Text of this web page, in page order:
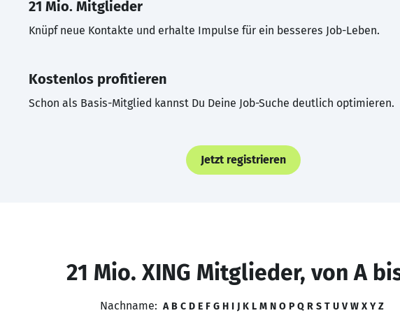
21 Mio. Mitglieder
Knüpf neue Kontakte und erhalte Impulse für ein besseres Job-Leben.
Kostenlos profitieren
Schon als Basis-Mitglied kannst Du Deine Job-Suche deutlich optimieren.
Jetzt registrieren
21 Mio. XING Mitglieder, von A
Nachname: A B C D E F G H I J K L M N O P Q R S T U V W X Y Z